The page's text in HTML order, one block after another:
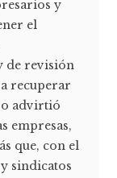
y
el
de revisión
recuperar
advirtió
empresas,
que, con el
sindicatos